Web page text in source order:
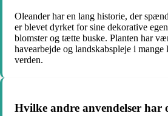
Oleander har en lang historie, der
er blevet dyrket for sine dekorative
blomster og tætte buske. Planten har
havearbejde og landskabspleje i
verden.
Hvilke andre anvendelser har